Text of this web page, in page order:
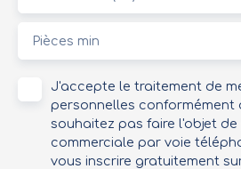
Pièces min
J'accepte le traitement de
personnelles conformément
souhaitez pas faire l'objet
commerciale par voie
vous inscrire gratuitement